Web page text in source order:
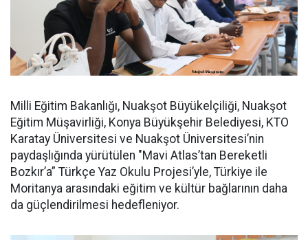
Milli Eğitim Bakanlığı, Nuakşot Büyükelçiliği, Nuakşot
Eğitim Müşavirliği, Konya Büyükşehir Belediyesi, KTO
Karatay Üniversitesi ve Nuakşot Üniversitesi’nin
paydaşlığında yürütülen "Mavi Atlas’tan Bereketli
Bozkır’a” Türkçe Yaz Okulu Projesi’yle, Türkiye ile
Moritanya arasındaki eğitim ve kültür bağlarının daha
da güçlendirilmesi hedefleniyor.